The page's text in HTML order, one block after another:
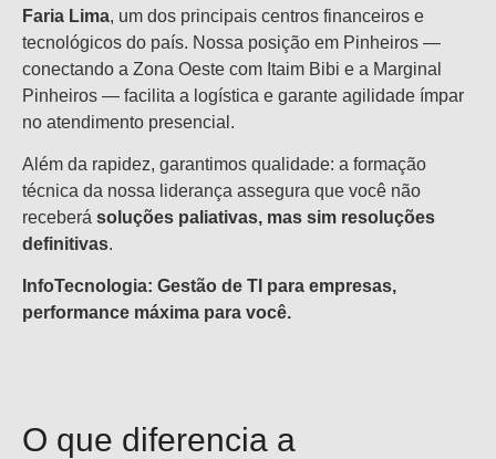
Faria Lima, um dos principais centros financeiros e
tecnológicos do país. Nossa posição em Pinheiros —
conectando a Zona Oeste com Itaim Bibi e a Marginal
Pinheiros — facilita a logística e garante agilidade ímpar
no atendimento presencial.
Além da rapidez, garantimos qualidade: a formação
técnica da nossa liderança assegura que você não
receberá soluções paliativas, mas sim resoluções
definitivas.
InfoTecnologia: Gestão de TI para empresas,
performance máxima para você.
O que diferencia a